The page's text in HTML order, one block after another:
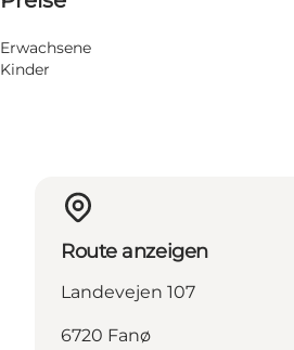
Erwachsene
Kinder
Route anzeigen
Landevejen 107
6720 Fanø